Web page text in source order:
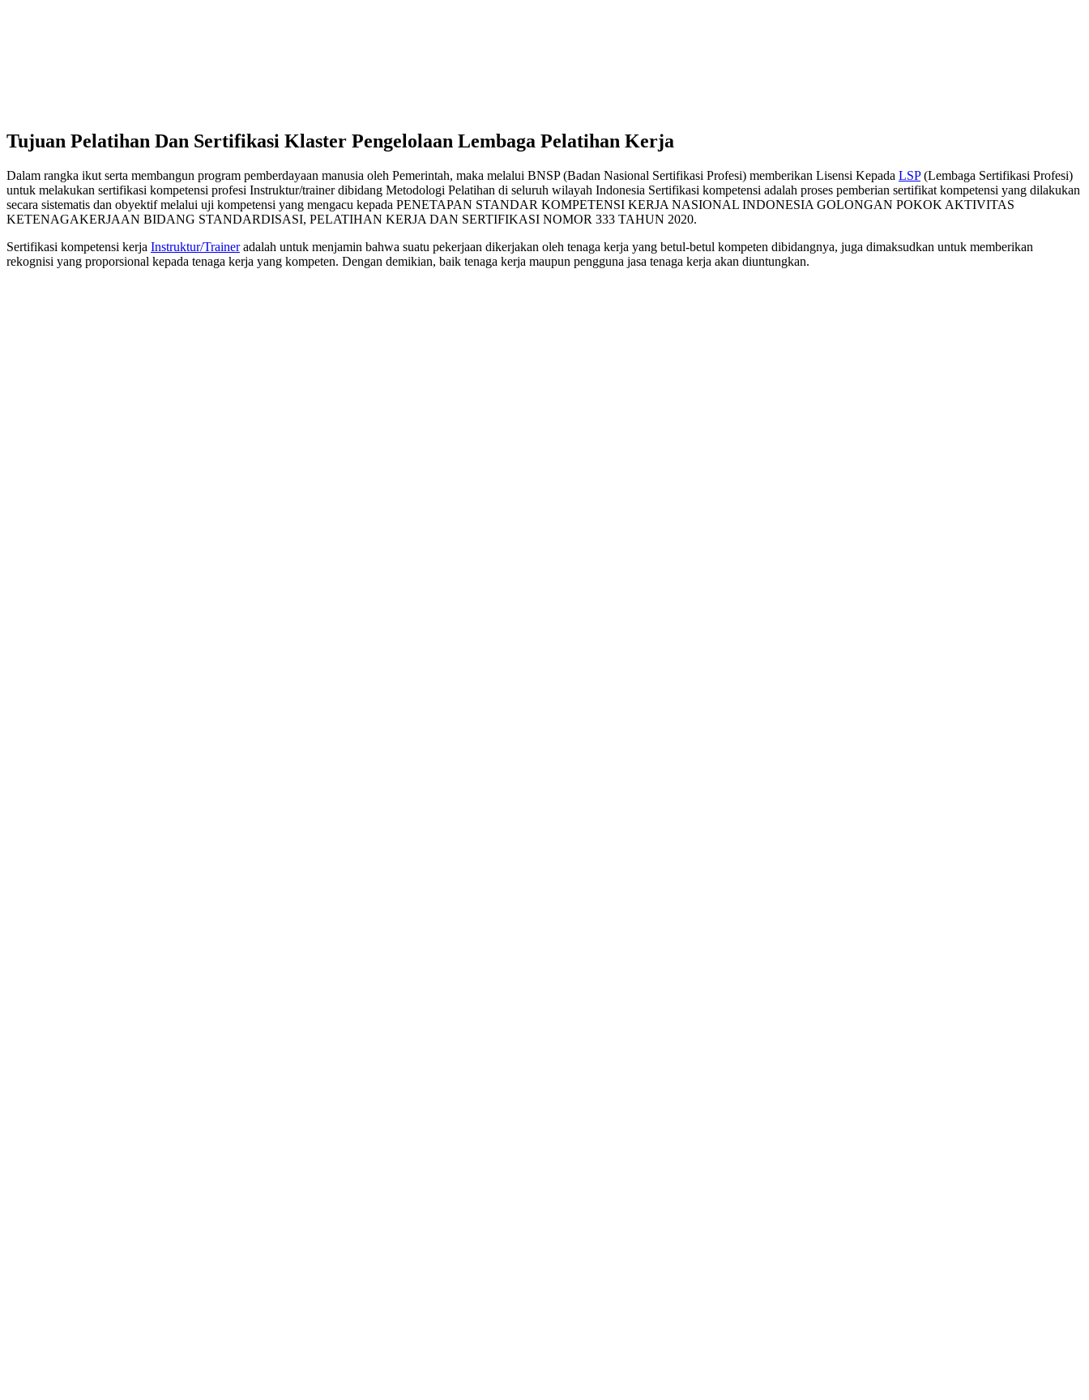
Tujuan Pelatihan Dan Sertifikasi Klaster Pengelolaan Lembaga Pelatihan Kerja
Dalam rangka ikut serta membangun program pemberdayaan manusia oleh Pemerintah, maka melalui BNSP (Badan Nasional Sertifikasi Profesi) memberikan Lisensi Kepada LSP(Lembaga Sertifikasi Profesi)
untuk melakukan sertifikasi kompetensi profesi Instruktur/trainer dibidang Metodologi Pelatihan di seluruh wilayah Indonesia Sertifikasi kompetensi adalah proses pemberian sertifikat kompetensi yang dilakukan
secara sistematis dan obyektif melalui uji kompetensi yang mengacu kepada PENETAPAN STANDAR KOMPETENSI KERJA NASIONAL INDONESIA GOLONGAN POKOK AKTIVITAS
KETENAGAKERJAAN BIDANG STANDARDISASI, PELATIHAN KERJA DAN SERTIFIKASI NOMOR 333 TAHUN 2020.
Sertifikasi kompetensi kerja Instruktur/Traineradalah untuk menjamin bahwa suatu pekerjaan dikerjakan oleh tenaga kerja yang betul-betul kompeten dibidangnya, juga dimaksudkan untuk memberikan
rekognisi yang proporsional kepada tenaga kerja yang kompeten. Dengan demikian, baik tenaga kerja maupun pengguna jasa tenaga kerja akan diuntungkan.